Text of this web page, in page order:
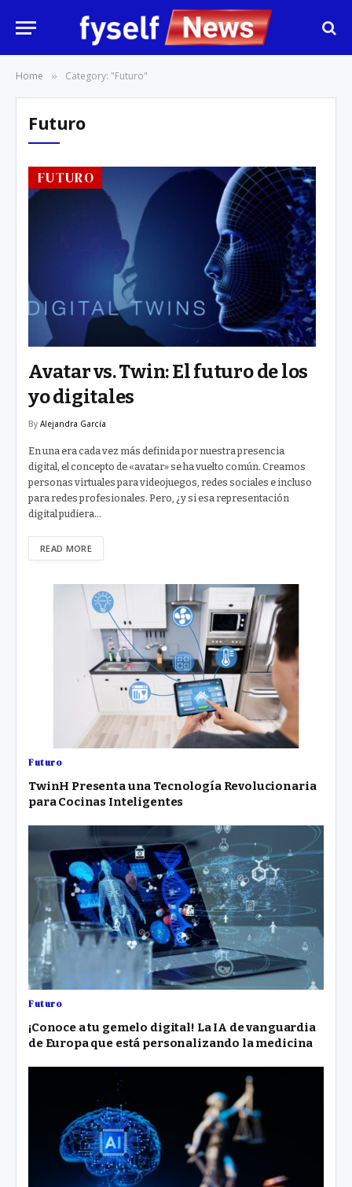
Home » Category: "Futuro"
Futuro
FUTURO
Avatar vs. Twin: El futuro de los
yo digitales
By Alejandra García
En una era cada vez más definida por nuestra presencia
digital, el concepto de «avatar» se ha vuelto común. Creamos
personas virtuales para videojuegos, redes sociales e incluso
para redes profesionales. Pero, ¿y si esa representación
digital pudiera…
READ MORE
Futuro
TwinH Presenta una Tecnología Revolucionaria
para Cocinas Inteligentes
Futuro
¡Conoce a tu gemelo digital! La IA de vanguardia
de Europa que está personalizando la medicina